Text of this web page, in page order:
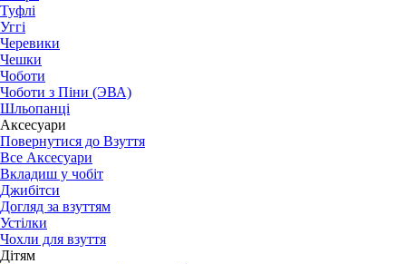
Туфлі
Уггі
Черевики
Чешки
Чоботи
Чоботи з Піни (ЭВА)
Шльопанці
Аксесуари
Повернутися до Взуття
Все Аксесуари
Вкладиш у чобіт
Джибітси
Догляд за взуттям
Устілки
Чохли для взуття
Дітям